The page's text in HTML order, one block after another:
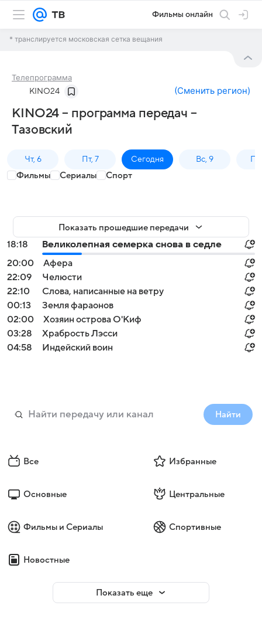
Фильмы онлайн
* транслируется московская сетка вещания
Телепрограмма
KINO24 (Сменить регион)
KINO24 – программа передач –
Тазовский
Чт, 6 Пт, 7 Сегодня Вс, 9
Фильмы Сериалы Спорт
Показать прошедшие передачи
18:18
Великолепная семерка снова в седле
20:00
Афера
22:09
Челюсти
22:10
Слова, написанные на ветру
00:13
Земля фараонов
02:00
Хозяин острова О'Киф
03:28
Храбрость Лэсси
04:58
Индейский воин
Найти
Все Избранные
Основные Центральные
Фильмы и Сериалы Спортивные
Новостные
Показать еще